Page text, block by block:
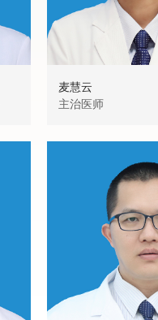
麦慧云
主治医师